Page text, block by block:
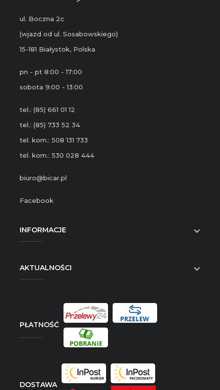
ul. Boczna 2c
(wjazd od ul. Sosabowskiego)
15-181 Białystok, Polska
pn - pt 8:00 - 17:00
sobota 9:00 - 13:00
tel.: (85) 661 01 12
tel.: (85) 733 52 34
tel. kom.: 508 131 733
tel. kom.: 530 028 444
biuro@bicar.pl
Facebook
INFORMACJE 
AKTUALNOŚCI 
PŁATNOŚĆ
DOSTAWA